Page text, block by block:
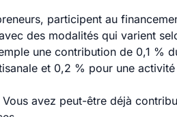
participent au
des modalités qui varient
une contribution de 0,1 %
et 0,2 % pour une
avez peut-être déjà